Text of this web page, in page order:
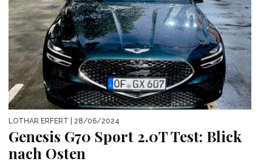
LOTHAR ERFERT | 28/06/2024
Genesis G70 Sport 2.0T Test: Blick
nach Osten